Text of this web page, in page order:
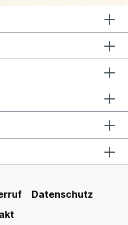
Datenschutz